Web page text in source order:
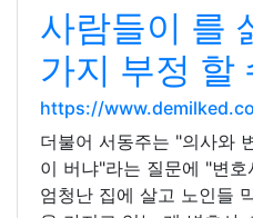
사람들이 를
가지 부정 할
https://
더불어 서동주는 "의사와
이 버냐"라는 질문에 "변
엄청난 집에 살고 노인들